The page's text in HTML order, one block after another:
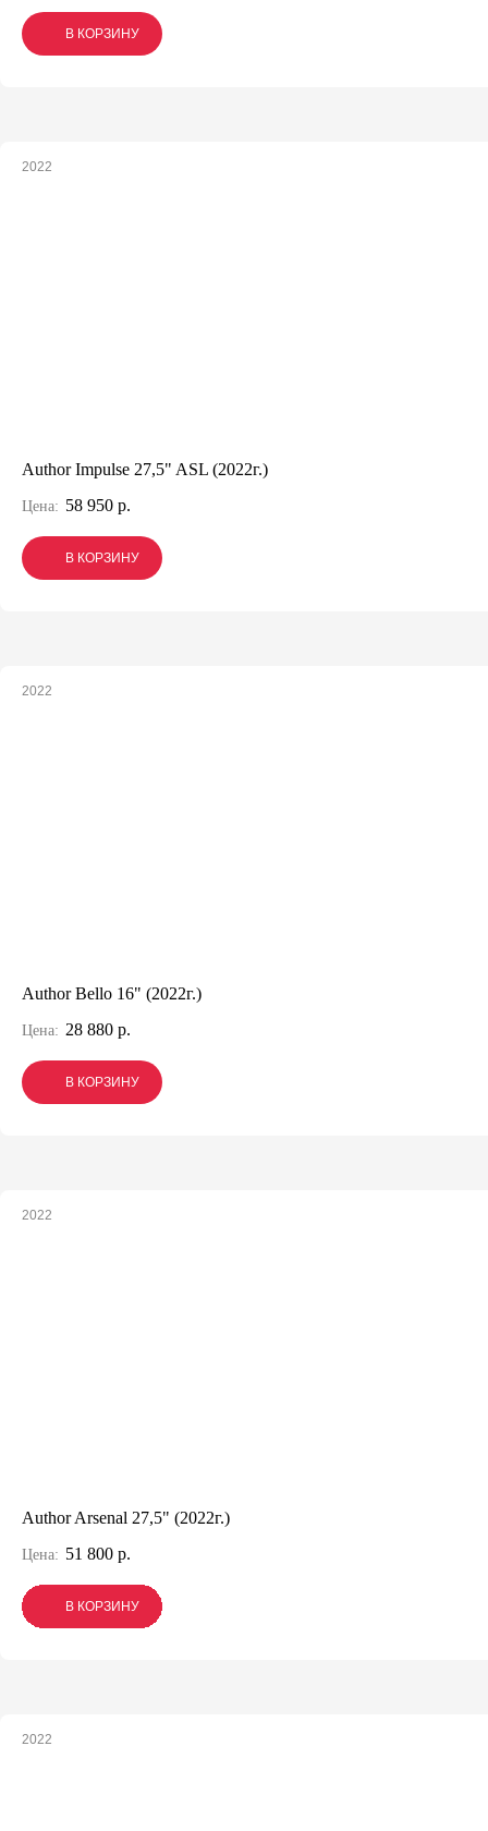
В КОРЗИНУ
В КОРЗИНУ
В КОРЗИНУ
2022
Author Impulse 27,5" ASL (2022г.)
Цена: 58 950 р.
В КОРЗИНУ
В КОРЗИНУ
В КОРЗИНУ
2022
Author Bello 16" (2022г.)
Цена: 28 880 р.
В КОРЗИНУ
В КОРЗИНУ
В КОРЗИНУ
2022
Author Arsenal 27,5" (2022г.)
Цена: 51 800 р.
В КОРЗИНУ
В КОРЗИНУ
В КОРЗИНУ
2022